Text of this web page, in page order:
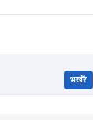
भर्खरै